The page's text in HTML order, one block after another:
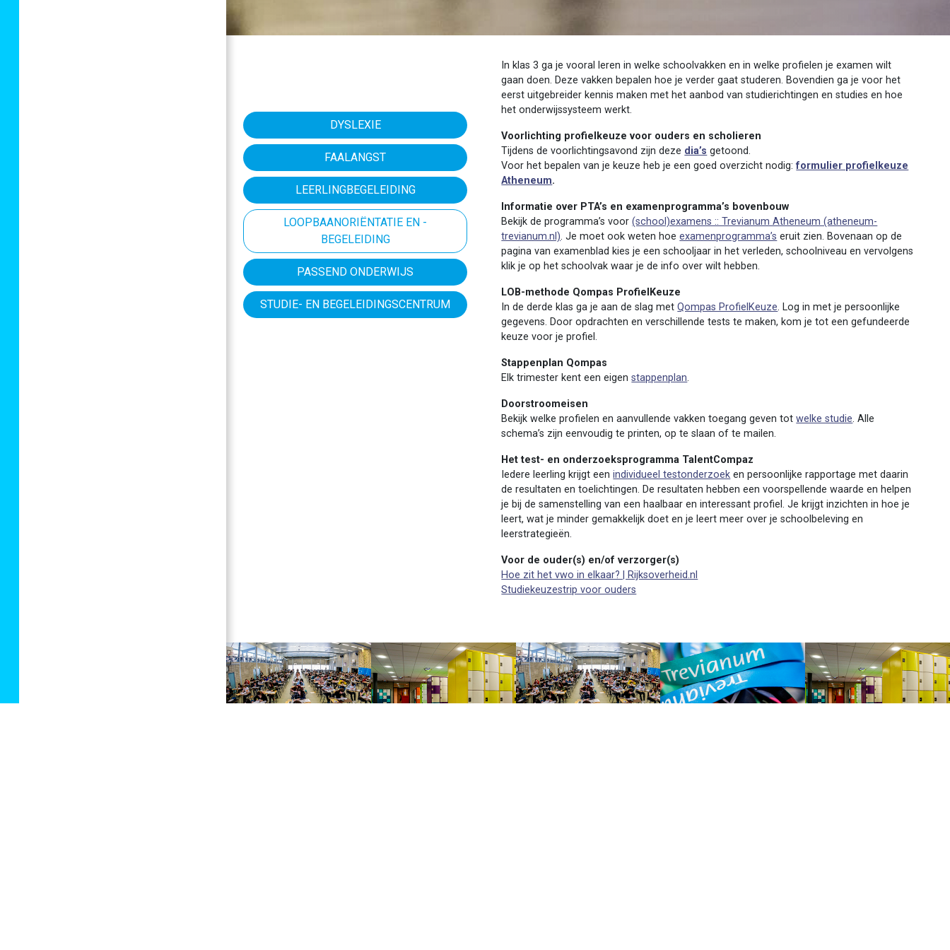
DYSLEXIE
FAALANGST
LEERLINGBEGELEIDING
LOOPBAANORIËNTATIE EN -
BEGELEIDING
PASSEND ONDERWIJS
STUDIE- EN BEGELEIDINGSCENTRUM
In klas 3 ga je vooral leren in welke schoolvakken en in welke profielen je examen wilt
gaan doen. Deze vakken bepalen hoe je verder gaat studeren. Bovendien ga je voor het
eerst uitgebreider kennis maken met het aanbod van studierichtingen en studies en hoe
het onderwijssysteem werkt.
Voorlichting profielkeuze voor ouders en scholieren
Tijdens de voorlichtingsavond zijn deze dia’s getoond.
Voor het bepalen van je keuze heb je een goed overzicht nodig:formulier profielkeuze
Atheneum.
Informatie over PTA’s en examenprogramma’s bovenbouw
Bekijk de programma’s voor(school)examens :: Trevianum Atheneum (atheneum-
trevianum.nl). Je moet ook weten hoeexamenprogramma’s eruit zien. Bovenaan op de
pagina van examenblad kies je een schooljaar in het verleden, schoolniveau en vervolgens
klik je op het schoolvak waar je de info over wilt hebben.
LOB-methode Qompas ProfielKeuze
In de derde klas ga je aan de slag metQompas ProfielKeuze. Log in met je persoonlijke
gegevens. Door opdrachten en verschillende tests te maken, kom je tot een gefundeerde
keuze voor je profiel.
Stappenplan Qompas
Elk trimester kent een eigenstappenplan.
Doorstroomeisen
Bekijk welke profielen en aanvullende vakken toegang geven totwelke studie. Alle
schema’s zijn eenvoudig te printen, op te slaan of te mailen.
Het test- en onderzoeksprogramma TalentCompaz
Iedere leerling krijgt eenindividueel testonderzoek en persoonlijke rapportage met daarin
de resultaten en toelichtingen. De resultaten hebben een voorspellende waarde en helpen
je bij de samenstelling van een haalbaar en interessant profiel. Je krijgt inzichten in hoe je
leert, wat je minder gemakkelijk doet en je leert meer over je schoolbeleving en
leerstrategieën.
Voor de ouder(s) en/of verzorger(s)
Hoe zit het vwo in elkaar? | Rijksoverheid.nl
Studiekeuzestrip voor ouders